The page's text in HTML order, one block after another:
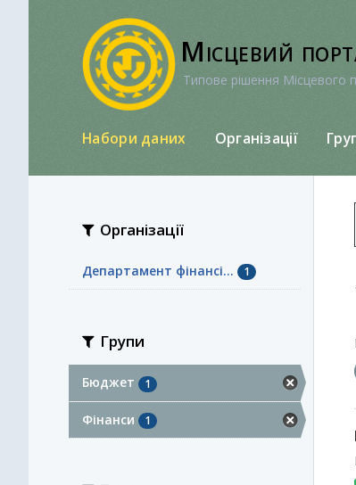
Місцевий
Типове рішення Місцевого
Набори даних Організації
Організації
Департамент фінансі... 1
Групи
Бюджет 1
Фінанси 1